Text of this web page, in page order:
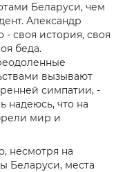
Беларуси, чем
Александр
- своя история, своя
беда.
вызывают
симпатии, -
надеюсь, что на
мир и
несмотря на
Беларуси, места